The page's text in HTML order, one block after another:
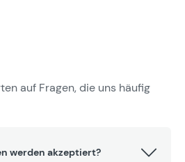
auf Fragen, die uns häufig
werden akzeptiert?